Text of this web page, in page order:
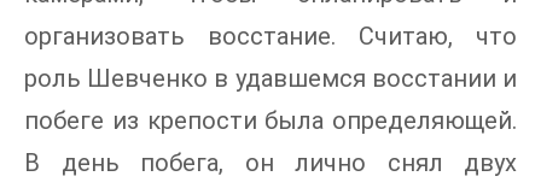
организовать восстание. Считаю, что
роль Шевченко в удавшемся восстании и
побеге из крепости была определяющей.
В день побега, он лично снял двух